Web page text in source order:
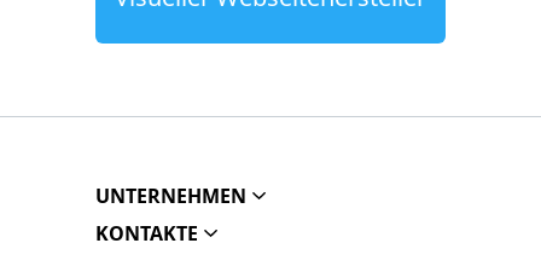
UNTERNEHMEN
KONTAKTE